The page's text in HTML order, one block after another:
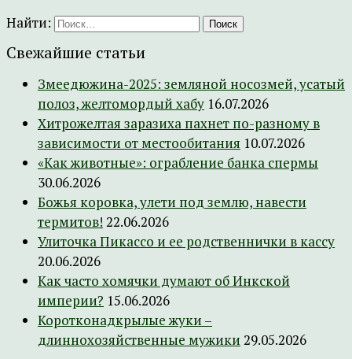
Найти:
Свежайшие статьи
Змеедюжина-2025: земляной носозмей, усатый
полоз, желтомордый хабу 16.07.2026
Хитрожелтая заразиха пахнет по-разному в
зависимости от местообитания 10.07.2026
«Как животные»: ограбление банка спермы
30.06.2026
Божья коровка, улети под землю, навести
термитов! 22.06.2026
Улиточка Пикассо и ее родственнички в кассу
20.06.2026
Как часто хомячки думают об Инкской
империи? 15.06.2026
Коротконадкрылые жуки –
длиннохозяйственные мужики 29.05.2026